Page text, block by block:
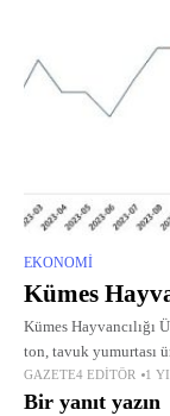
EKONOMI
Kümes
Kümes Hayvancılığı
ton, tavuk yumurtası
ayında bir önceki
GAZETE4 EDITÖR
Bir yanıt yazın